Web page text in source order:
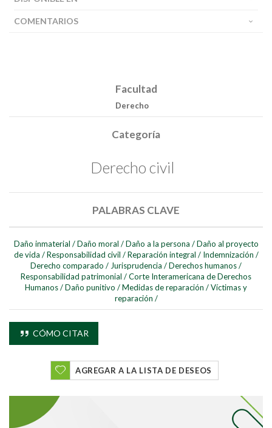
COMENTARIOS
Facultad
Derecho
Categoría
Derecho civil
PALABRAS CLAVE
Daño inmaterial / Daño moral / Daño a la persona / Daño al proyecto
de vida / Responsabilidad civil / Reparación integral / Indemnización /
Derecho comparado / Jurisprudencia /Derechos humanos/
Responsabilidad patrimonial /Corte Interamericana de Derechos
Humanos/Daño punitivo /Medidas de reparación /Víctimas y
reparación /
CÓMO CITAR
AGREGAR A LA LISTA DE DESEOS